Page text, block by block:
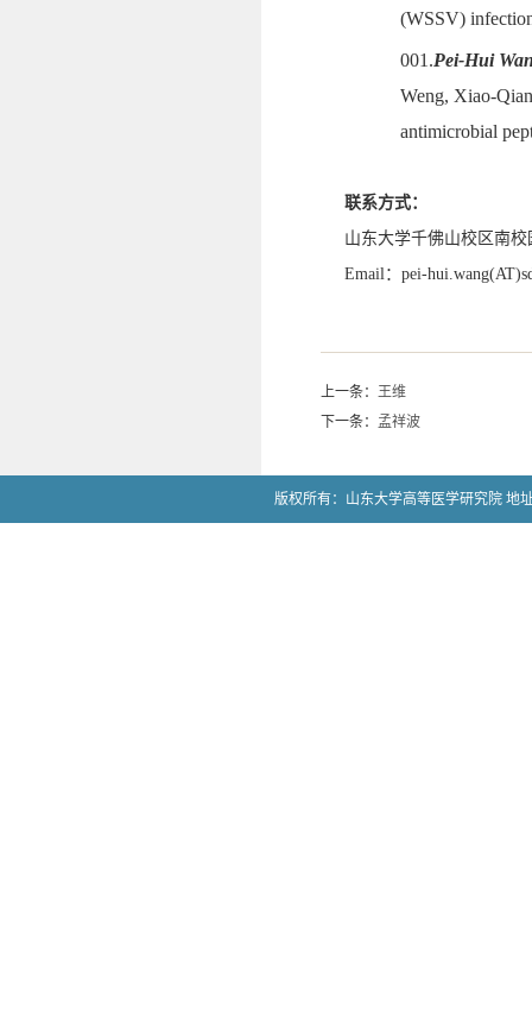
(WSSV)
001.Pei-Hui
Weng, Xiao-
antimicrobial
联系方式：
山东大学千佛山校区南校
Email： pei-
上一条： 王维
下一条： 孟祥波
版权所有：山东大学高等医学研究院 地